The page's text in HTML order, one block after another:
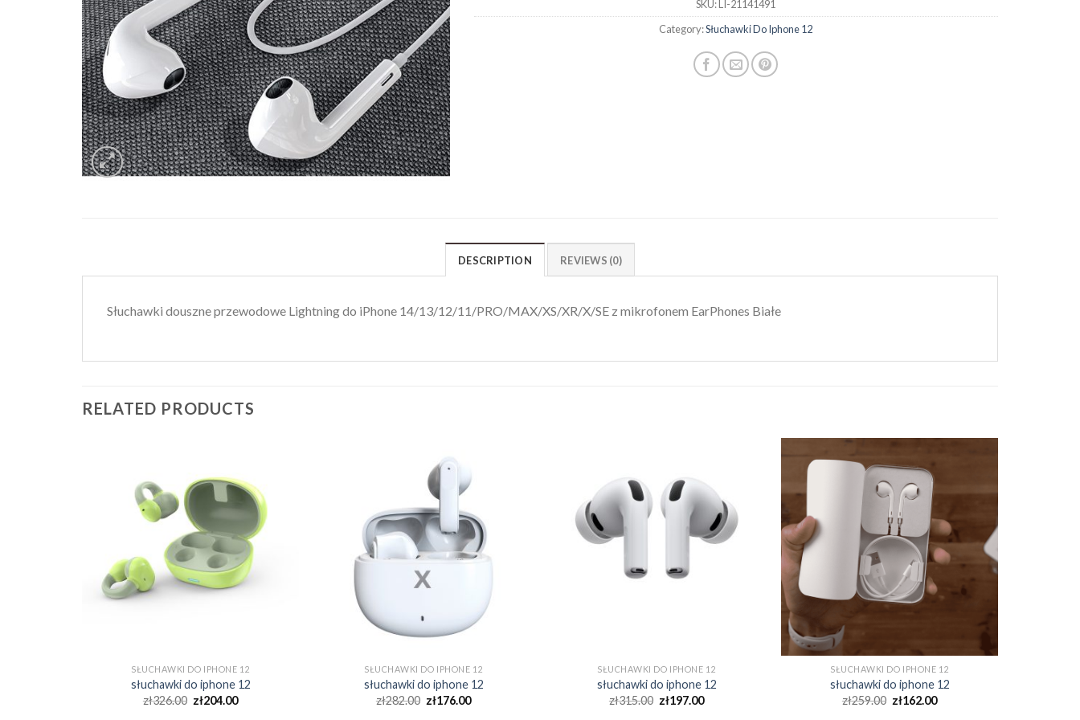
SKU:LI-21141491
Category:Słuchawki Do Iphone 12
DESCRIPTION REVIEWS (0)
Słuchawki douszne przewodowe Lightning do iPhone 14/13/12/11/PRO/MAX/XS/XR/X/SE z mikrofonem EarPhones Białe
RELATED PRODUCTS
SŁUCHAWKI DO IPHONE 12
słuchawki do iphone 12
zł326.00 zł204.00
SŁUCHAWKI DO IPHONE 12
słuchawki do iphone 12
zł282.00 zł176.00
SŁUCHAWKI DO IPHONE 12
słuchawki do iphone 12
zł315.00 zł197.00
SŁUCHAWKI DO IPHONE 12
słuchawki do iphone 12
zł259.00 zł162.00